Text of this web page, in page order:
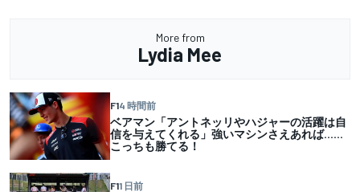
More from
Lydia Mee
F14 時間前
ベアマン「アントネッリやハジャーの活躍は自
信を与えてくれる」強いマシンさえあれば……
こっちも勝てる！
F11 日前